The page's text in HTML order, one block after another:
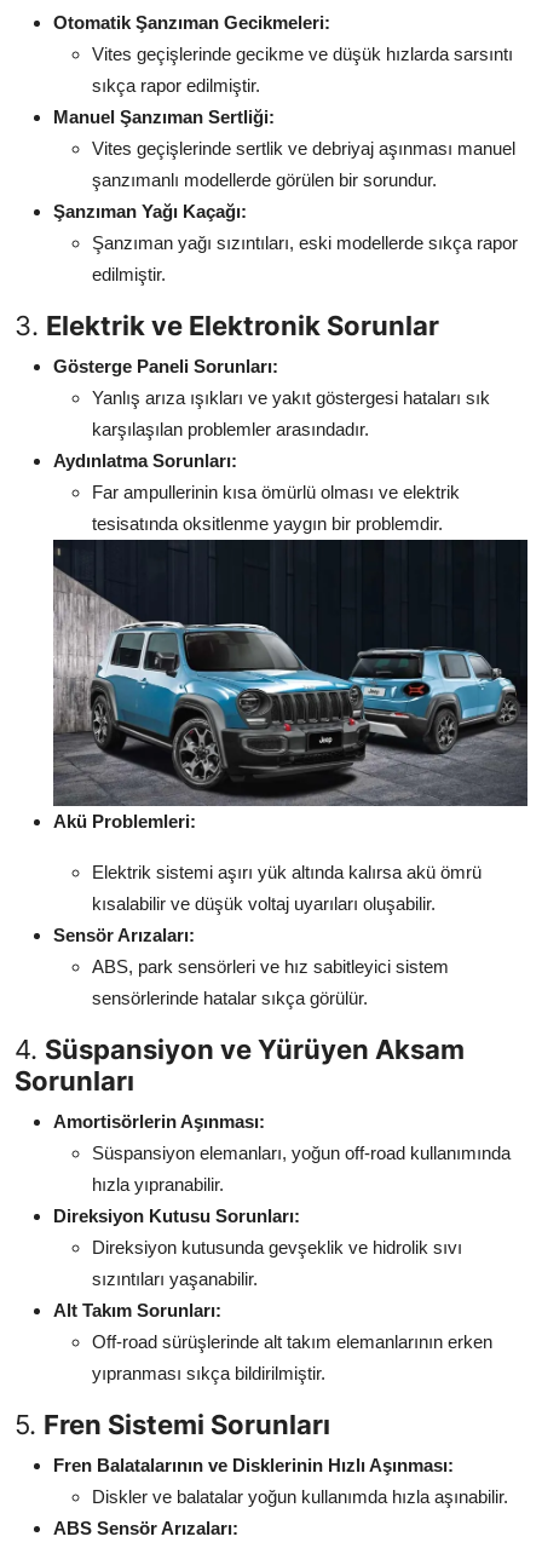
Otomatik Şanzıman Gecikmeleri:
Vites geçişlerinde gecikme ve düşük hızlarda sarsıntı
sıkça rapor edilmiştir.
Manuel Şanzıman Sertliği:
Vites geçişlerinde sertlik ve debriyaj aşınması manuel
şanzımanlı modellerde görülen bir sorundur.
Şanzıman Yağı Kaçağı:
Şanzıman yağı sızıntıları, eski modellerde sıkça rapor
edilmiştir.
3. Elektrik ve Elektronik Sorunlar
Gösterge Paneli Sorunları:
Yanlış arıza ışıkları ve yakıt göstergesi hataları sık
karşılaşılan problemler arasındadır.
Aydınlatma Sorunları:
Far ampullerinin kısa ömürlü olması ve elektrik
tesisatında oksitlenme yaygın bir problemdir.
Akü Problemleri:
Elektrik sistemi aşırı yük altında kalırsa akü ömrü
kısalabilir ve düşük voltaj uyarıları oluşabilir.
Sensör Arızaları:
ABS, park sensörleri ve hız sabitleyici sistem
sensörlerinde hatalar sıkça görülür.
4. Süspansiyon ve Yürüyen Aksam
Sorunları
Amortisörlerin Aşınması:
Süspansiyon elemanları, yoğun off-road kullanımında
hızla yıpranabilir.
Direksiyon Kutusu Sorunları:
Direksiyon kutusunda gevşeklik ve hidrolik sıvı
sızıntıları yaşanabilir.
Alt Takım Sorunları:
Off-road sürüşlerinde alt takım elemanlarının erken
yıpranması sıkça bildirilmiştir.
5. Fren Sistemi Sorunları
Fren Balatalarının ve Disklerinin Hızlı Aşınması:
Diskler ve balatalar yoğun kullanımda hızla aşınabilir.
ABS Sensör Arızaları: